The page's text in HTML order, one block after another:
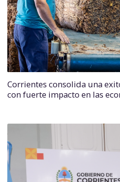
Corrientes consolida una
con fuerte impacto en las